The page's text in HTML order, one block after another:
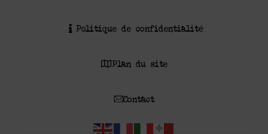
Politique de confidentialité
Plan du site
Contact